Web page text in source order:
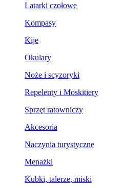
Latarki czołowe
Kompasy
Kije
Okulary
Noże i scyzoryki
Repelenty i Moskitiery
Sprzęt ratowniczy
Akcesoria
Naczynia turystyczne
Menażki
Kubki, talerze, miski